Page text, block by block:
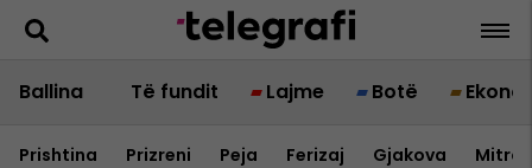
Ballina Të fundit Lajme Botë
Prishtina Prizreni Peja Ferizaj Gjakova